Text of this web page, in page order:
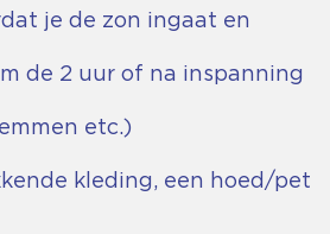
je de zon ingaat en
de 2 uur of na inspanning
etc.)
kleding, een hoed/pet